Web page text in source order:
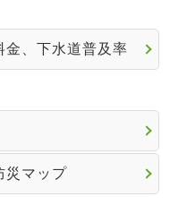
金、下水道普及率
災マップ